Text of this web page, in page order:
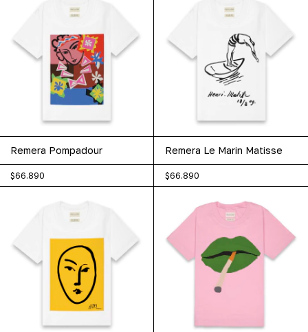
Remera Pompadour
$66.890
Remera Le Marin Matisse
$66.890